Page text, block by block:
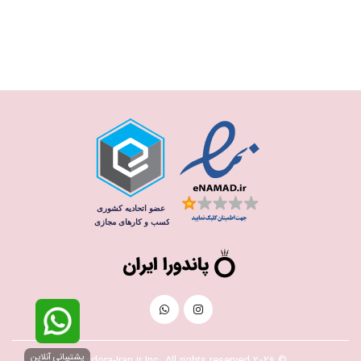
پشتیبانی آنلاین